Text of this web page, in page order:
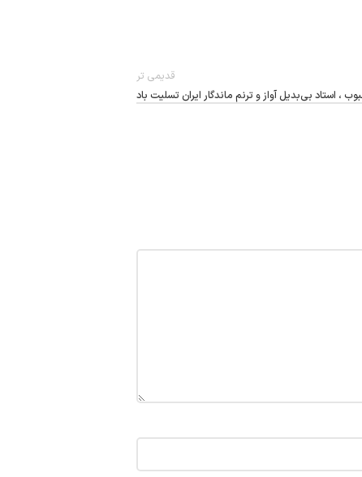
قدیمی تر
، استاد بی‌بدیل آواز و ترنم ماندگار ایران تسلیت باد